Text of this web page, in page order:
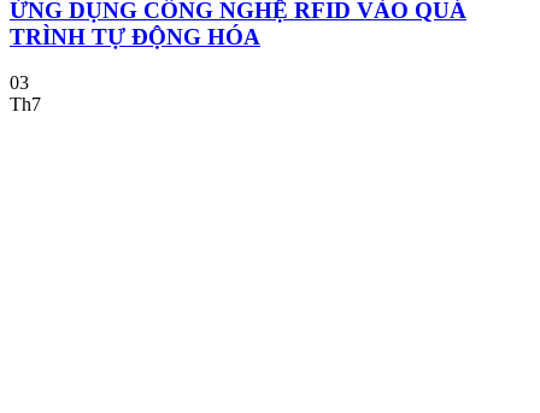
ỨNG DỤNG CÔNG NGHỆ RFID VÀO QUÁ
TRÌNH TỰ ĐỘNG HÓA
03
Th7